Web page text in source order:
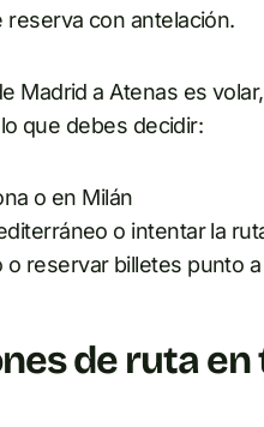
con antelación.
Madrid a Atenas es
que debes decidir:
o en Milán
o intentar la
o reservar billetes punto
de ruta